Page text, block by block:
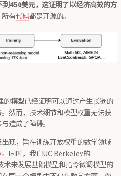
450美元，这证明了以经济高效的方
所有代码都是开源的。
模型已经证明可以通过产生长链的
然而，技术细节和模型权重无法获
造成了障碍。
现，旨在训练开放权重的数学领域
。同时，我们UC Berkeley的
来发展基础模型和指令微调模型的